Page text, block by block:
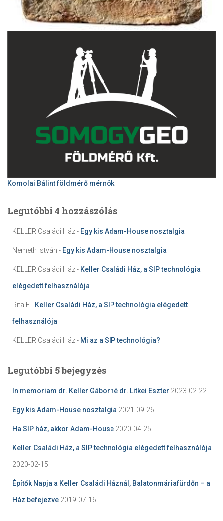
Komolai Bálint földmérő mérnök
Legutóbbi 4 hozzászólás
KELLER Családi Ház- Egy kis Adam-House nosztalgia
Nemeth István - Egy kis Adam-House nosztalgia
KELLER Családi Ház- Keller Családi Ház, a SIP technológia
elégedett felhasználója
Rita F- Keller Családi Ház, a SIP technológia elégedett
felhasználója
KELLER Családi Ház- Mi az a SIP technológia?
Legutóbbi 5 bejegyzés
In memoriam dr. Keller Gáborné dr. Litkei Eszter 2023-02-22
Egy kis Adam-House nosztalgia 2021-09-26
Ha SIP ház, akkor Adam-House 2020-04-25
Keller Családi Ház, a SIP technológia elégedett felhasználója
2020-02-15
Építők Napja a Keller Családi Háznál, Balatonmáriafürdőn – a
Ház befejezve 2019-07-16